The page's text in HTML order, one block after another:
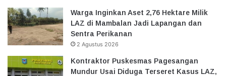
Warga Inginkan Aset 2,76 Hektare Milik
LAZ di Mambalan Jadi Lapangan dan
Sentra Perikanan
2 Agustus 2026
Kontraktor Puskesmas Pagesangan
Mundur Usai Diduga Terseret Kasus LAZ,